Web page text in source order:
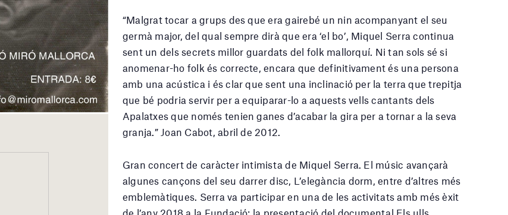
“Malgrat tocar a grups des que era gairebé un nin acompanyant el seu
germà major, del qual sempre dirà que era ‘el bo’, Miquel Serra continua
sent un dels secrets millor guardats del folk mallorquí. Ni tan sols sé si
anomenar-ho folk és correcte, encara que definitivament és una persona
amb una acústica i és clar que sent una inclinació per la terra que trepitja
que bé podria servir per a equiparar-lo a aquests vells cantants dels
Apalatxes que només tenien ganes d’acabar la gira per a tornar a la seva
granja.” Joan Cabot, abril de 2012.
Gran concert de caràcter intimista de Miquel Serra. El músic avançarà
algunes cançons del seu darrer disc, L’elegància dorm, entre d’altres més
emblemàtiques. Serra va participar en una de les activitats amb més èxit
de l’any 2018 a la Fundació: la presentació del documental Els ulls